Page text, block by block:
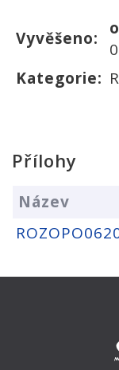
Vyvěšeno:
Kategorie:
Přílohy
Název